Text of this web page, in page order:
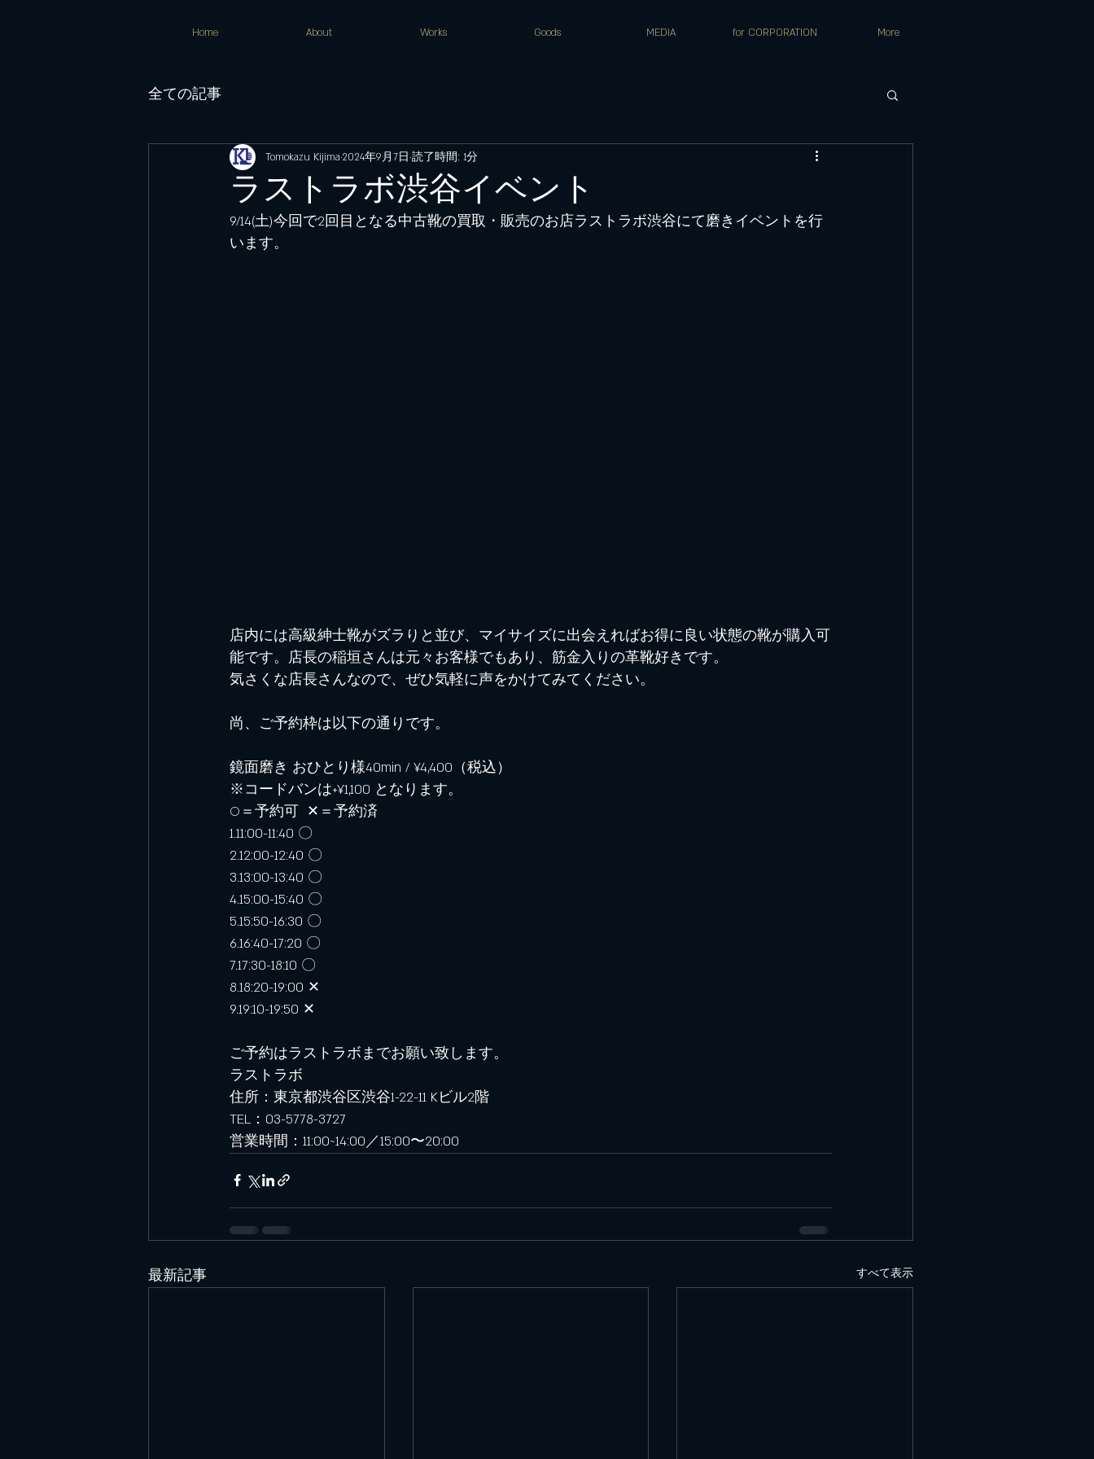
Home About Works Goods MEDIA for CORPORATION More
全ての記事
ラストラボ渋谷イベント
Tomokazu Kijima 2024年9月7日 読了時間: 1分
9/14(土)今回で2回目となる中古靴の買取・販売のお店ラストラボ渋谷にて磨きイベントを行
います。
店内には高級紳士靴がズラりと並び、マイサイズに出会えればお得に良い状態の靴が購入可
能です。店長の稲垣さんは元々お客様でもあり、筋金入りの革靴好きです。
気さくな店長さんなので、ぜひ気軽に声をかけてみてください。
尚、ご予約枠は以下の通りです。
鏡面磨き おひとり様40min / ¥4,400（税込）⁡
※コードバンは+¥1,100 となります。
⁡○＝予約可 ‪ ✕‬＝予約済
1.11:00-11:40 ‪〇
2.12:00-12:40 ‪〇
3.13:00-13:40 ‪〇
4.15:00-15:40 ‪〇
5.15:50-16:30 ‪〇
6.16:40-17:20 ‪〇⁡
7.17:30-18:10 ‪〇
8.18:20-19:00 ‪‪✕‬⁡
⁡9.19:10-19:50 ‪‪✕‬
ご予約はラストラボまでお願い致します。
ラストラボ
住所：東京都渋谷区渋谷1-22-11 Kビル2階
TEL：03-5778-3727
営業時間：11:00~14:00／15:00〜20:00
最新記事 すべて表示